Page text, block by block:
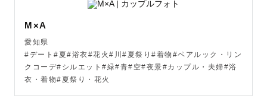
M×A
愛知県
#デート#夏#浴衣#花火#川#夏祭り#着物#ペアルック・リン
クコーデ#シルエット#緑#青#空#夜景#カップル・夫婦#浴
衣・着物#夏祭り・花火